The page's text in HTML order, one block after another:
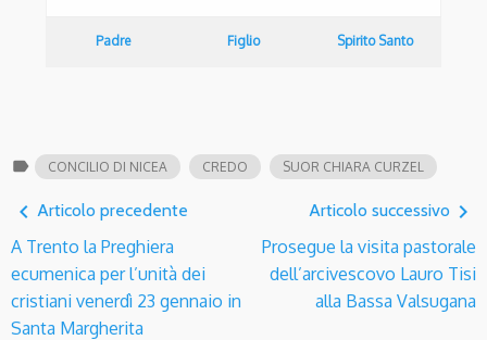
Padre Figlio Spirito Santo
label CONCILIO DI NICEA CREDO SUOR CHIARA CURZEL
navigate_before Articolo precedente
A Trento la Preghiera
ecumenica per l’unità dei
cristiani venerdì 23 gennaio in
Santa Margherita
Articolo successivo navigate_next
Prosegue la visita pastorale
dell’arcivescovo Lauro Tisi
alla Bassa Valsugana